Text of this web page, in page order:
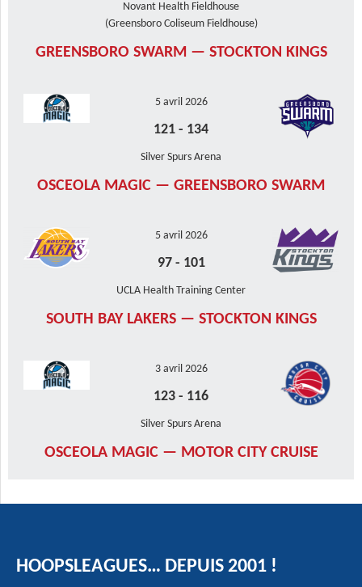
Novant Health Fieldhouse
(Greensboro Coliseum Fieldhouse)
GREENSBORO SWARM — STOCKTON KINGS
5 avril 2026
121 - 134
Silver Spurs Arena
OSCEOLA MAGIC — GREENSBORO SWARM
5 avril 2026
97- 101
UCLA Health Training Center
SOUTH BAY LAKERS — STOCKTON KINGS
3 avril 2026
123 - 116
Silver Spurs Arena
OSCEOLA MAGIC — MOTOR CITY CRUISE
HOOPSLEAGUES… DEPUIS 2001 !